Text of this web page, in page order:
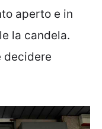
aperto e in
la candela.
decidere